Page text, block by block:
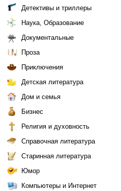
Детективы и триллеры
Наука, Образование
Документальные
Проза
Приключения
Детская литература
Дом и семья
Бизнес
Религия и духовность
Справочная литература
Старинная литература
Юмор
Компьютеры и Интернет